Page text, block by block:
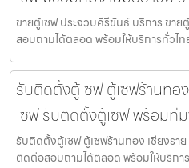
ขายตู้เซฟ ประจวบคีรีขันธ์ บริการ ขา
สอบถามได้ตลอด พร้อมให้บริการทั่วไ
รับติดตั้งตู้เซฟ ตู้เซฟร้านทอ
เซฟ รับติดตั้งตู้เซฟ พร้อมที
รับติดตั้งตู้เซฟ ตู้เซฟร้านทอง เชียงรา
ติดต่อสอบถามได้ตลอด พร้อมให้บริกา